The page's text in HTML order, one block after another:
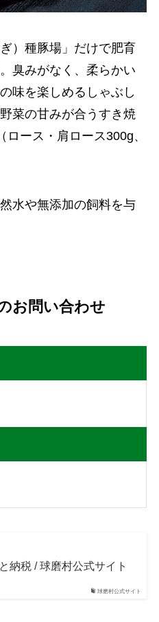
）種豚場」だけで肥育
臭みがなく、柔らかい
味を楽しめるしゃぶし
菜の甘みが合うすき焼
ース・肩ロース300g、
水や無添加の飼料を与
お問い合わせ
球磨村公式サイト
納税 / 球磨村公式サイト